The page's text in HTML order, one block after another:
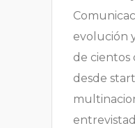
evolución
de cientos
desde